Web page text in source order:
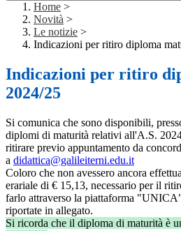
Home >
Novità >
Le notizie >
Indicazioni per ritiro diploma
Indicazioni per ritiro
2024/25
Si comunica che sono disponibili,
diplomi di maturità relativi all'A.S.
ritirare previo appuntamento da
a didattica@galileiterni.edu.it
Coloro che non avessero ancora
erariale di € 15,13, necessario per il
farlo attraverso la piattaforma
riportate in allegato.
Si ricorda che il diploma di maturità è